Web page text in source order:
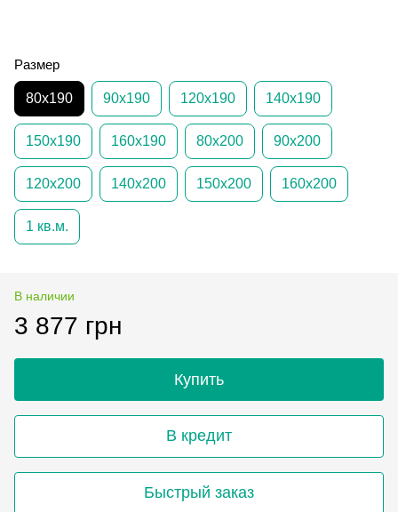
Размер
80х190 90х190 120х190 140х190
150х190 160х190 80х200 90х200
120х200 140х200 150х200 160х200
1 кв.м.
В наличии
3 877 грн
Купить
В кредит
Быстрый заказ